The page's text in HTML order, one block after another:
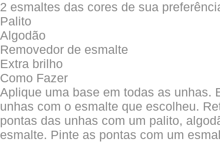
2 esmaltes das cores de sua
Palito
Algodão
Removedor de esmalte
Extra brilho
Como Fazer
Aplique uma base em todas as unhas.
unhas com o esmalte que escolheu.
pontas das unhas com um palito,
esmalte. Pinte as pontas com um